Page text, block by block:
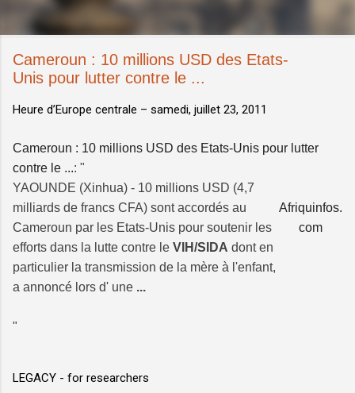
Cameroun : 10 millions USD des Etats-
Unis pour lutter contre le ...
Heure d’Europe centrale – samedi, juillet 23, 2011
Cameroun : 10 millions USD des Etats-Unis pour lutter
contre le ...: "
YAOUNDE (Xinhua) - 10 millions USD (4,7
milliards de francs CFA) sont accordés au
Cameroun par les Etats-Unis pour soutenir les
efforts dans la lutte contre le VIH/SIDA dont en
particulier la transmission de la mère à l'enfant,
a annoncé lors d' une ...
Afriquinfos.
com
"
LEGACY - for researchers